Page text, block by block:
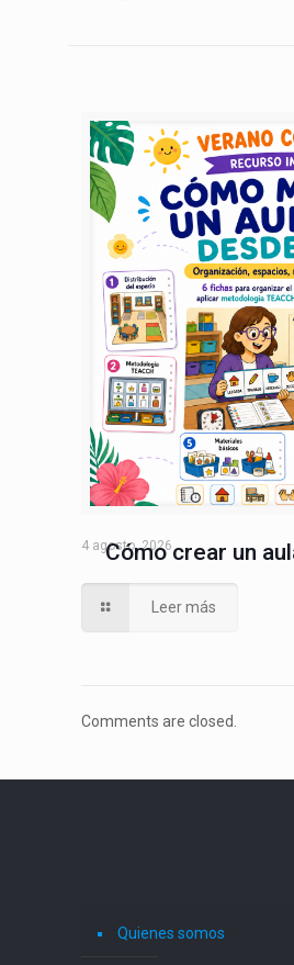
4 agosto, 2026
Cómo crear un
Leer más
Comments are closed.
Quienes somos